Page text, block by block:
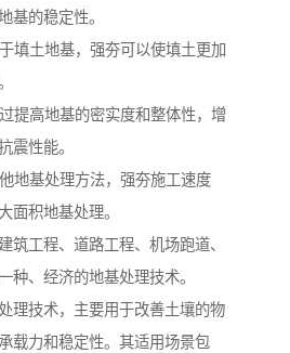
基的稳定性。
填土地基，强夯可以使填土更加
提高地基的密实度和整体性，增
震性能。
地基处理方法，强夯施工速度
面积地基处理。
筑工程、道路工程、机场跑道、
种、经济的地基处理技术。
理技术，主要用于改善土壤的物
载力和稳定性。其适用场景包